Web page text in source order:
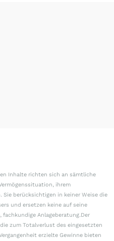
Inhalte richten sich an sämtliche
ihrem
Sie berücksichtigen in keiner Weise die
und ersetzen keine auf seine
Anlageberatung.Der
zum Totalverlust des eingesetzten
erzielte Gewinne bieten